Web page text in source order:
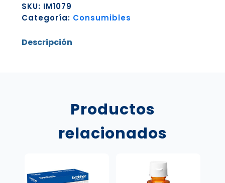
ESTANDAR
HASTA
PAGINAS
SKU: IM1079
Categoría: Consumibles
Descripción
Productos
relacionados